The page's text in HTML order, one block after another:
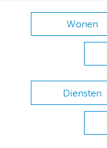
Wonen
Diensten